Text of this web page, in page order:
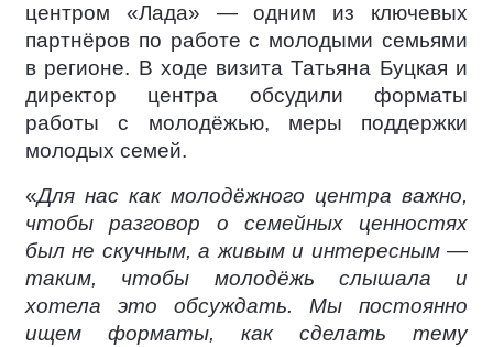
центром «Лада» — одним из ключевых
партнёров по работе с молодыми семьями
в регионе. В ходе визита Татьяна Буцкая и
директор центра обсудили форматы
работы с молодёжью, меры поддержки
молодых семей.
«Для нас как молодёжного центра важно,
чтобы разговор о семейных ценностях
был не скучным, а живым и интересным —
таким, чтобы молодёжь слышала и
хотела это обсуждать. Мы постоянно
ищем форматы, как сделать тему